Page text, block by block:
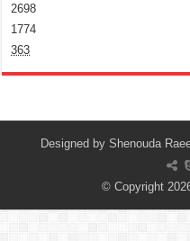
2698
1774
363
Shenouda
© Copyright